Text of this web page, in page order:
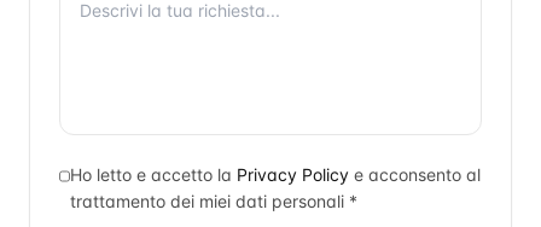
Ho letto e accetto la Privacy Policy e acconsento al
trattamento dei miei dati personali *